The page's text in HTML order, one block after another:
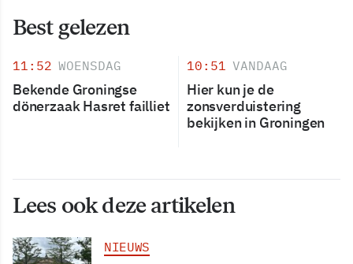
Best gelezen
11:52 WOENSDAG
Bekende Groningse
dönerzaak Hasret failliet
10:51 VANDAAG
Hier kun je de
zonsverduistering
bekijken in Groningen
Lees ook deze artikelen
NIEUWS